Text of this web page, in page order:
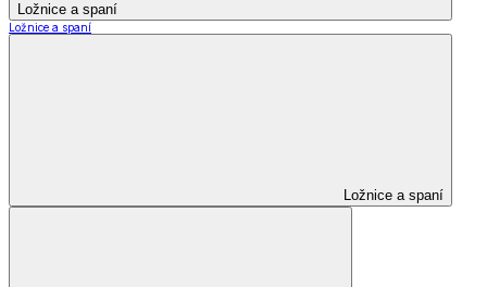
Ložnice a spaní
Ložnice a spaní
Ložnice a spaní